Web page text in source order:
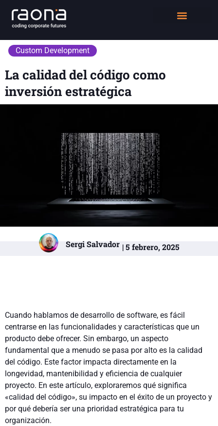
Custom Development
La calidad del código como
inversión estratégica
Sergi Salvador | 5 febrero, 2025
Cuando hablamos de desarrollo de software, es fácil
centrarse en las funcionalidades y características que un
producto debe ofrecer. Sin embargo, un aspecto
fundamental que a menudo se pasa por alto es la calidad
del código. Este factor impacta directamente en la
longevidad, mantenibilidad y eficiencia de cualquier
proyecto. En este artículo, exploraremos qué significa
«calidad del código», su impacto en el éxito de un proyecto y
por qué debería ser una prioridad estratégica para tu
organización.